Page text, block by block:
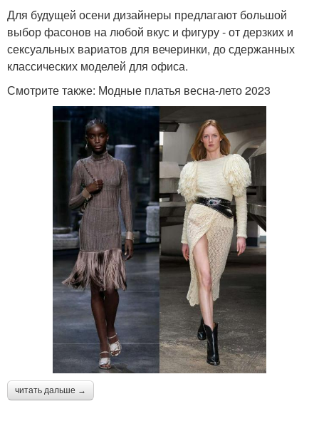
Для будущей осени дизайнеры предлагают большой
выбор фасонов на любой вкус и фигуру - от дерзких и
сексуальных вариатов для вечеринки, до сдержанных
классических моделей для офиса.
Смотрите также: Модные платья весна-лето 2023
читать дальше →